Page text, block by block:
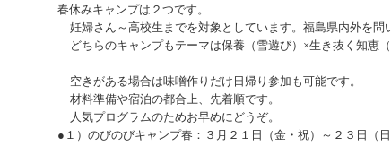
春休みキャンプは２つです。
妊婦さん～高校生までを対象としています。福島県内外を問
どちらのキャンプもテーマは保養（雪遊び）×生き抜く知恵
空きがある場合は味噌作りだけ日帰り参加も可能です。
材料準備や宿泊の都合上、先着順です。
人気プログラムのためお早めにどうぞ。
●１）のびのびキャンプ春：３月２１日（金・祝）～２３日